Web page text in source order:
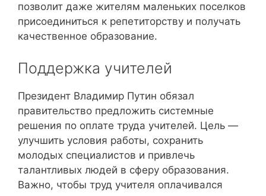
позволит даже жителям маленьких поселков
присоединиться к репетиторству и получать
качественное образование.
Поддержка учителей
Президент Владимир Путин обязал
правительство предложить системные
решения по оплате труда учителей. Цель —
улучшить условия работы, сохранить
молодых специалистов и привлечь
талантливых людей в сферу образования.
Важно, чтобы труд учителя оплачивался